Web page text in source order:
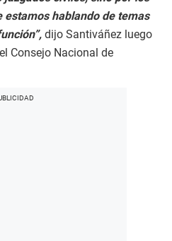
estamos hablando de temas
dijo Santiváñez luego
Consejo Nacional de